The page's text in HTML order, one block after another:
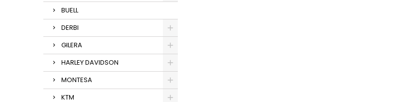
BUELL
DERBI
GILERA
HARLEY DAVIDSON
MONTESA
KTM